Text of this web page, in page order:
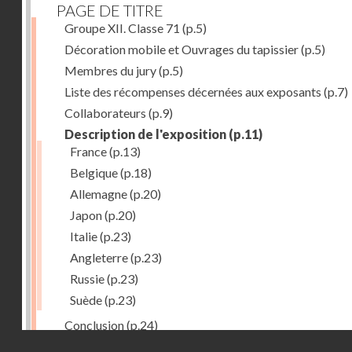
PAGE DE TITRE
Groupe XII. Classe 71 (p.5)
Décoration mobile et Ouvrages du tapissier(p.5)
Membres du jury(p.5)
Liste des récompenses décernées aux exposants (p.7)
Collaborateurs (p.9)
Description de l'exposition (p.11)
France(p.13)
Belgique(p.18)
Allemagne(p.20)
Japon(p.20)
Italie(p.23)
Angleterre(p.23)
Russie(p.23)
Suède(p.23)
Conclusion(p.24)